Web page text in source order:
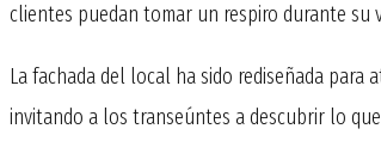
clientes puedan tomar un respiro durante su
La fachada del local ha sido rediseñada
invitando a los transeúntes a descubrir lo